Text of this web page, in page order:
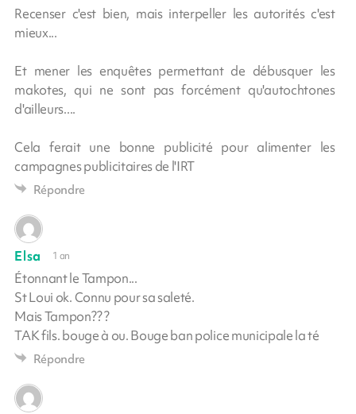
Recenser c'est bien, mais interpeller les autorités c'est
mieux...
Et mener les enquêtes permettant de débusquer les
makotes, qui ne sont pas forcément qu'autochtones
d'ailleurs....
Cela ferait une bonne publicité pour alimenter les
campagnes publicitaires de l'IRT
Répondre
Elsa 1 an
Étonnant le Tampon...
St Loui ok. Connu pour sa saleté.
Mais Tampon?? ?
TAK fils. bouge à ou. Bouge ban police municipale la té
Répondre